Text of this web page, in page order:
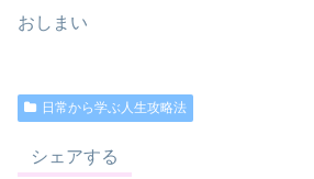
おしまい
日常から学ぶ人生攻略法
シェアする